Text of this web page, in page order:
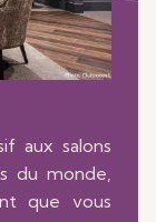
aux salons
du monde,
que vous